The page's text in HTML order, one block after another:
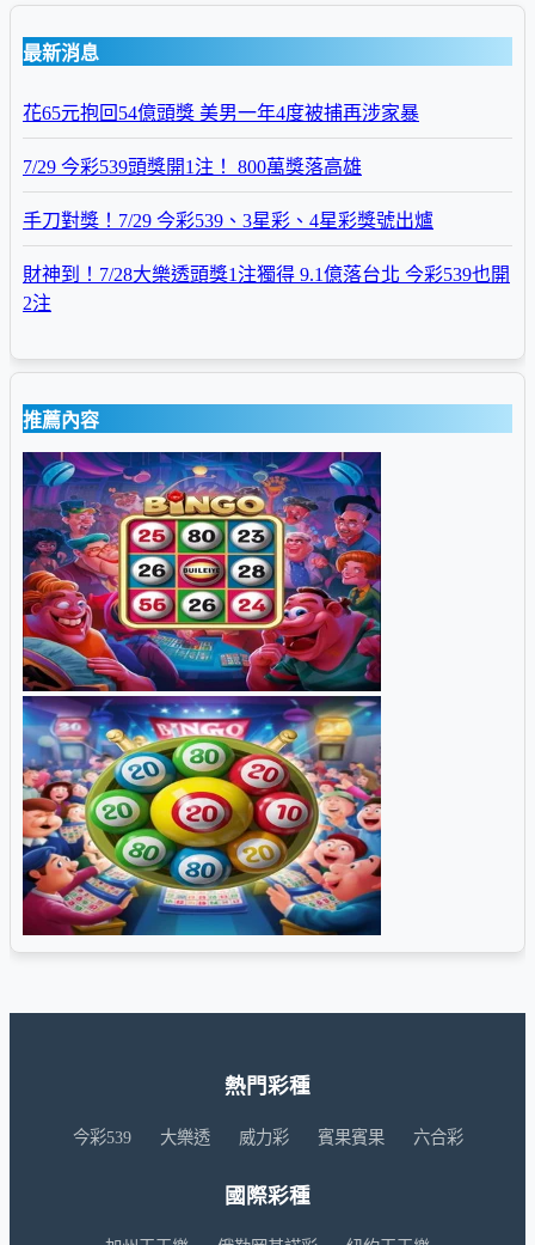
最新消息
花65元抱回54億頭獎 美男一年4度被捕再涉家暴
7/29 今彩539頭獎開1注！ 800萬獎落高雄
手刀對獎！7/29 今彩539、3星彩、4星彩獎號出爐
財神到！7/28大樂透頭獎1注獨得 9.1億落台北 今彩539也開
2注
推薦內容
熱門彩種
今彩539 大樂透 威力彩 賓果賓果 六合彩
國際彩種